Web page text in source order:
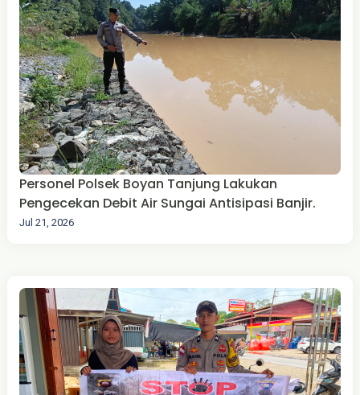
Personel Polsek Boyan Tanjung Lakukan
Pengecekan Debit Air Sungai Antisipasi Banjir.
Jul 21, 2026